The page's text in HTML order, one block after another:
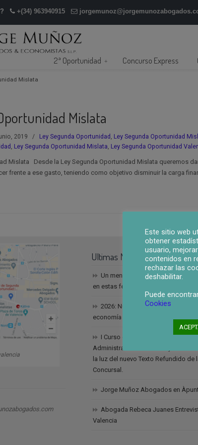
+(34) 963940915
2ª Oportunidad Concurso Express
Mislata
Mislata
2019 / Ley Segunda Oportunidad , Ley Segunda Oportunidad
, Ley Segunda Oportunidad Mislata, Ley Segunda Oportunidad
Mislata Desde la Ley Segunda Oportunidad Mislata queremos
frente a ese gasto, teniendo como objetivo disminuir la carga
Ultimas Noticias
Un mensaje de agradecimiento y
en estas fechas navideñas
2026: Nuevos horizontes para la
economía
I Curso de experto en Derecho,
Administración Concursal y
la luz del nuevo Texto Refundido de
Concursal.
Jorge Muñoz Abogados en
Abogada Rebeca Juanes
Valencia
Este sitio web
obtener
usuario,
contenidos en
rechazar las
deshabilitar.
Puede
Cookies